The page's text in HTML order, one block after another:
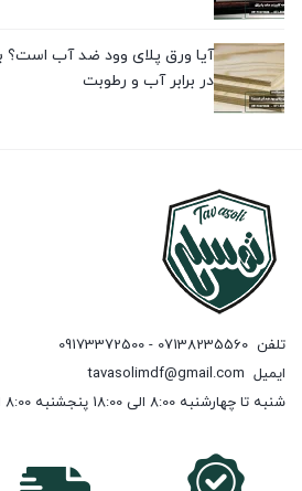
آیا ورق پلای وود ضد آب است؟
در برابر آب و رطوبت
تلفن 07138235560 - 09173372500
ایمیل tavasolimdf@gmail.com
شنبه تا چهارشنبه 8:00 الی 18:00 پنجشنبه 8:00 الی 13:00